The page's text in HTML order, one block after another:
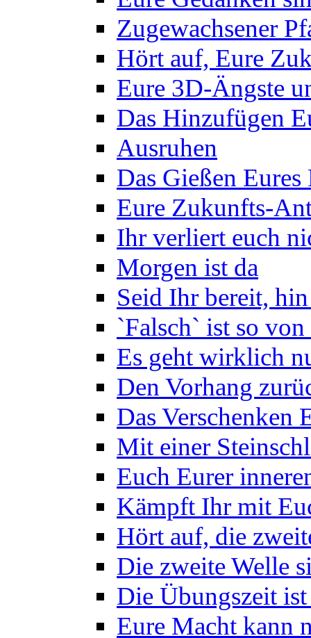
Zugewachsener
Hört auf, Eure
Eure 3D-Ängste
Das Hinzufügen
Ausruhen
Das Gießen Eures
Eure Zukunfts-
Ihr verliert euch
Morgen ist da
Seid Ihr bereit,
`Falsch` ist so von
Es geht wirklich
Den Vorhang
Das Verschenken
Mit einer
Euch Eurer
Kämpft Ihr mit
Hört auf, die
Die zweite Welle
Die Übungszeit
Eure Macht kann